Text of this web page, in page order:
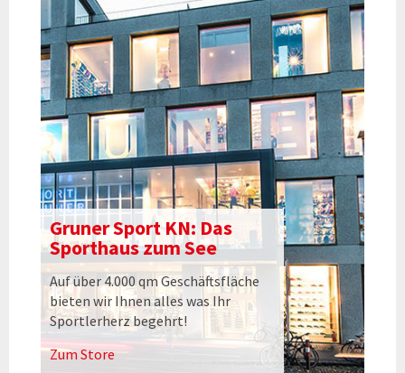
Gruner Sport KN: Das
Sporthaus zum See
Auf über 4.000 qm Geschäftsfläche
bieten wir Ihnen alles was Ihr
Sportlerherz begehrt!
Zum Store